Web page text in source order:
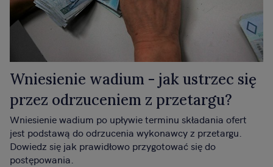
Wniesienie wadium - jak ustrzec się
przez odrzuceniem z przetargu?
Wniesienie wadium po upływie terminu składania ofert
jest podstawą do odrzucenia wykonawcy z przetargu.
Dowiedz się jak prawidłowo przygotować się do
postępowania.